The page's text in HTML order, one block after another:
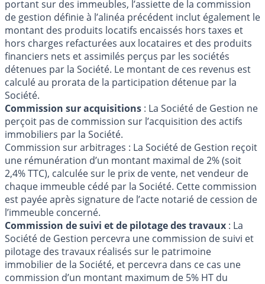
portant sur des immeubles, l’assiette de la commission
de gestion définie à l’alinéa précédent inclut également le
montant des produits locatifs encaissés hors taxes et
hors charges refacturées aux locataires et des produits
financiers nets et assimilés perçus par les sociétés
détenues par la Société. Le montant de ces revenus est
calculé au prorata de la participation détenue par la
Société.
Commission sur acquisitions : La Société de Gestion ne
perçoit pas de commission sur l’acquisition des actifs
immobiliers par la Société.
Commission sur arbitrages : La Société de Gestion reçoit
une rémunération d’un montant maximal de 2% (soit
2,4% TTC), calculée sur le prix de vente, net vendeur de
chaque immeuble cédé par la Société. Cette commission
est payée après signature de l’acte notarié de cession de
l’immeuble concerné.
Commission de suivi et de pilotage des travaux : La
Société de Gestion percevra une commission de suivi et
pilotage des travaux réalisés sur le patrimoine
immobilier de la Société, et percevra dans ce cas une
commission d’un montant maximum de 5% HT du